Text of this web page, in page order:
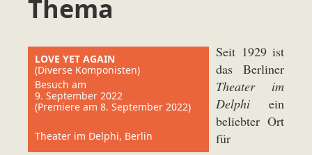
Thema
LOVE YET AGAIN
(Diverse Komponisten)
Besuch am
9. September 2022
(Premiere am 8. September 2022)
Theater im Delphi, Berlin
Seit 1929 ist
das Berliner
Theater im
Delphi ein
beliebter Ort
für